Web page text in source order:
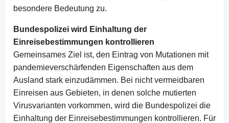
besondere Bedeutung zu.
Bundespolizei wird Einhaltung der
Einreisebestimmungen kontrollieren
Gemeinsames Ziel ist, den Eintrag von Mutationen mit
pandemieverschärfenden Eigenschaften aus dem
Ausland stark einzudämmen. Bei nicht vermeidbaren
Einreisen aus Gebieten, in denen solche mutierten
Virusvarianten vorkommen, wird die Bundespolizei die
Einhaltung der Einreisebestimmungen kontrollieren. Für